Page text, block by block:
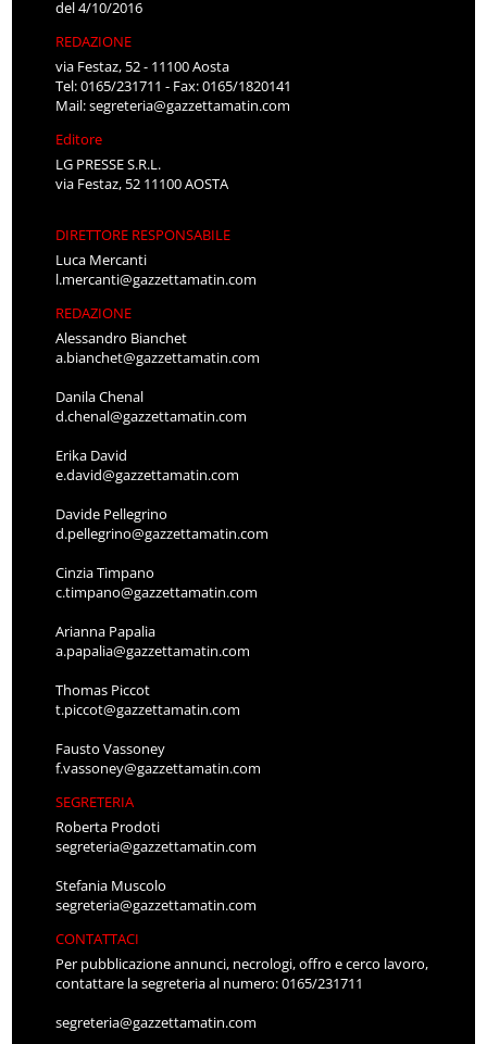
del 4/10/2016
REDAZIONE
via Festaz, 52 - 11100 Aosta
Tel: 0165/231711 - Fax: 0165/1820141
Mail:segreteria@gazzettamatin.com
Editore
LG PRESSE S.R.L.
via Festaz, 52 11100 AOSTA
DIRETTORE RESPONSABILE
Luca Mercanti
l.mercanti@gazzettamatin.com
REDAZIONE
Alessandro Bianchet
a.bianchet@gazzettamatin.com
Danila Chenal
d.chenal@gazzettamatin.com
Erika David
e.david@gazzettamatin.com
Davide Pellegrino
d.pellegrino@gazzettamatin.com
Cinzia Timpano
c.timpano@gazzettamatin.com
Arianna Papalia
a.papalia@gazzettamatin.com
Thomas Piccot
t.piccot@gazzettamatin.com
Fausto Vassoney
f.vassoney@gazzettamatin.com
SEGRETERIA
Roberta Prodoti
segreteria@gazzettamatin.com
Stefania Muscolo
segreteria@gazzettamatin.com
CONTATTACI
Per pubblicazione annunci, necrologi, offro e cerco lavoro,
contattare la segreteria al numero: 0165/231711
segreteria@gazzettamatin.com